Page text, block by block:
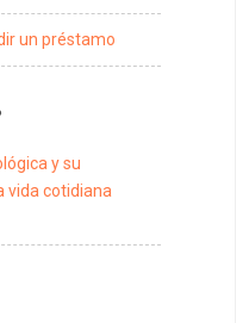
un préstamo
y su
vida cotidiana